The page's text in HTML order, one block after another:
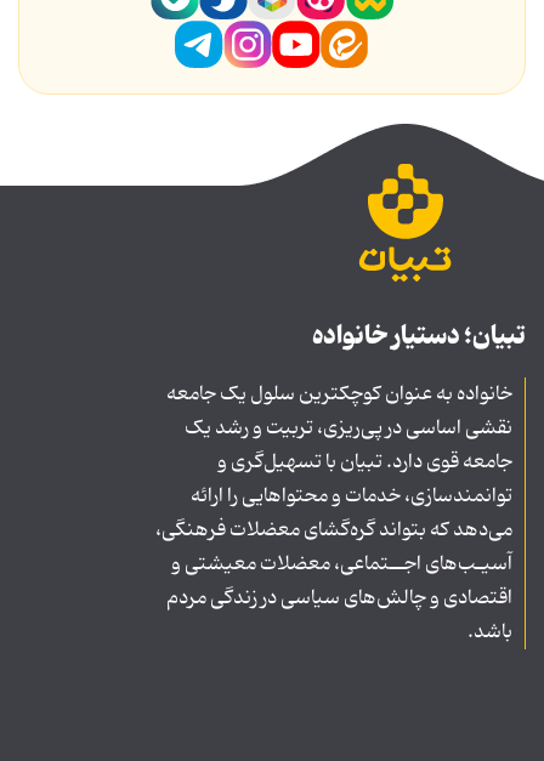
تبیان؛ دستیار خانواده
خانواده به عنوان کوچکترین سلول یک جامعه
نقشی اساسی در پی‌ریزی، تربیت و رشد یک
جامعه قوی دارد. تبیان با تسهیل‌گری و
توانمندسازی، خدمات و محتواهایی را ارائه
می‌دهد که بتواند گره‌گشای معضلات فرهنگی،
آسیـب‌های اجــتماعی، معضلات معیشتی و
اقتصادی و چالش‌های سیاسی در زندگی مردم
باشد.